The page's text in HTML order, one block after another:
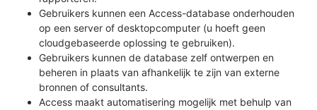
Gebruikers kunnen een Access-database onderhouden
op een server of desktopcomputer (u hoeft geen
cloudgebaseerde oplossing te gebruiken).
Gebruikers kunnen de database zelf ontwerpen en
beheren in plaats van afhankelijk te zijn van externe
bronnen of consultants.
Access maakt automatisering mogelijk met behulp van